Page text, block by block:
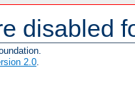
disabled
2.0.